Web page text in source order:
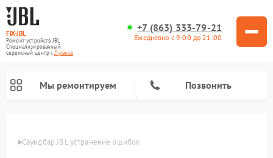
FIX-JBL
Ремонт устройств JBL
Специализированный
cервисный центр г.Луганск
+7 (863) 333-79-21
Ежедневно с 9:00 до 21:00
Мы ремонтируем Позвонить
Саундбар JBL устранение ошибок